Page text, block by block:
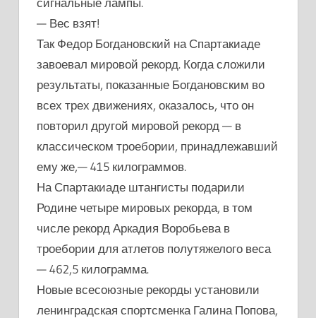
— Вес взят!
Так Федор Богдановский на Спартакиаде
завоевал мировой рекорд. Когда сложили
результаты, показанные Богдановским во
всех трех движениях, оказалось, что он
повторил другой мировой рекорд — в
классическом троебории, принадлежавший
ему же,— 415 килограммов.
На Спартакиаде штангисты подарили
Родине четыре мировых рекорда, в том
числе рекорд Аркадия Воробьева в
троебории для атлетов полутяжелого веса
— 462,5 килограмма.
Новые всесоюзные рекорды установили
ленинградская спортсменка Галина Попова,